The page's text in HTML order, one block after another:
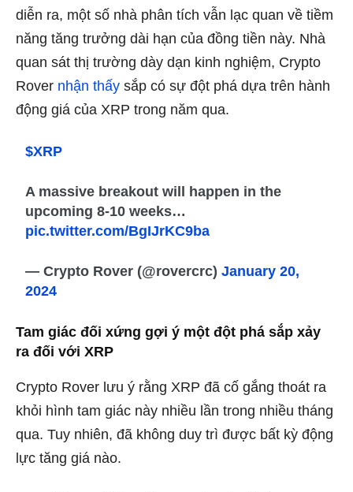
diễn ra, một số nhà phân tích vẫn lạc quan về tiềm
năng tăng trưởng dài hạn của đồng tiền này. Nhà
quan sát thị trường dày dạn kinh nghiệm, Crypto
Rover nhận thấy sắp có sự đột phá dựa trên hành
động giá của XRP trong năm qua.
$XRP
A massive breakout will happen in the
upcoming 8-10 weeks…
pic.twitter.com/BgIJrKC9ba
— Crypto Rover (@rovercrc)January 20,
2024
Tam giác đối xứng gợi ý một đột phá sắp xảy
ra đối với XRP
Crypto Rover lưu ý rằng XRP đã cố gắng thoát ra
khỏi hình tam giác này nhiều lần trong nhiều tháng
qua. Tuy nhiên, đã không duy trì được bất kỳ động
lực tăng giá nào.